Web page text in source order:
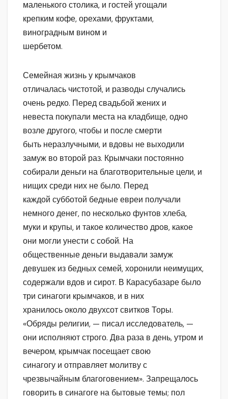
маленького столика, и гостей угощали
крепким кофе, орехами, фруктами,
виноградным вином и
шербетом.
Семейная жизнь у крымчаков
отличалась чистотой, и разводы случались
очень редко. Перед свадьбой жених и
невеста покупали места на кладбище, одно
возле другого, чтобы и после смерти
быть неразлучными, и вдовы не выходили
замуж во второй раз. Крымчаки постоянно
собирали деньги на благотворительные цели, и
нищих среди них не было. Перед
каждой субботой бедные евреи получали
немного денег, по несколько фунтов хлеба,
муки и крупы, и такое количество дров, какое
они могли унести с собой. На
общественные деньги выдавали замуж
девушек из бедных семей, хоронили неимущих,
содержали вдов и сирот. В Карасубазаре было
три синагоги крымчаков, и в них
хранилось около двухсот свитков Торы.
«Обряды религии, — писал исследователь, —
они исполняют строго. Два раза в день, утром и
вечером, крымчак посещает свою
синагогу и отправляет молитву с
чрезвычайным благоговением». Запрещалось
говорить в синагоге на бытовые темы; пол